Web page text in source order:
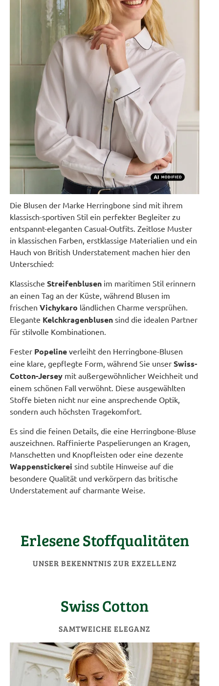
Die Blusen der Marke Herringbone sind mit ihrem
klassisch-sportiven Stil ein perfekter Begleiter zu
entspannt-eleganten Casual-Outfits. Zeitlose Muster
in klassischen Farben, erstklassige Materialien und ein
Hauch von British Understatement machen hier den
Unterschied:
Klassische Streifenblusen im maritimen Stil erinnern
an einen Tag an der Küste, während Blusen im
frischen Vichykaro ländlichen Charme versprühen.
Elegante Kelchkragenblusen sind die idealen Partner
für stilvolle Kombinationen.
Fester Popeline verleiht den Herringbone-Blusen
eine klare, gepflegte Form, während Sie unser Swiss-
Cotton-Jersey mit außergewöhnlicher Weichheit und
einem schönen Fall verwöhnt. Diese ausgewählten
Stoffe bieten nicht nur eine ansprechende Optik,
sondern auch höchsten Tragekomfort.
Es sind die feinen Details, die eine Herringbone-Bluse
auszeichnen. Raffinierte Paspelierungen an Kragen,
Manschetten und Knopfleisten oder eine dezente
Wappenstickerei sind subtile Hinweise auf die
besondere Qualität und verkörpern das britische
Understatement auf charmante Weise.
Erlesene Stoffqualitäten
UNSER BEKENNTNIS ZUR EXZELLENZ
Swiss Cotton
SAMTWEICHE ELEGANZ